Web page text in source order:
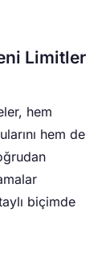
Limitler
hem
hem de
biçimde